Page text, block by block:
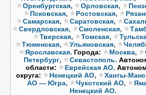
Оренбургская, Орловская,
Псковская, Ростовская,
Самарская, Саратовская,
Свердловская, Смоленская,
Тверская, Томская,
Тюменская, Ульяновская,
Ярославская. Города: Москва,
Петербург, Севастополь.
области:
Еврейская АО.
округа:
Ненецкий АО,
Ханты-
АО — Югра, Чукотский АО,
Ненецкий АО.